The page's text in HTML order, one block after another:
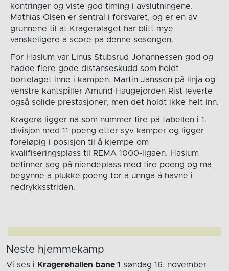
kontringer og viste god timing i avslutningene.
Mathias Olsen er sentral i forsvaret, og er en av
grunnene til at Kragerølaget har blitt mye
vanskeligere å score på denne sesongen.
For Haslum var Linus Stubsrud Johannessen god og
hadde flere gode distanseskudd som holdt
bortelaget inne i kampen. Martin Jansson på linja og
venstre kantspiller Amund Haugejorden Rist leverte
også solide prestasjoner, men det holdt ikke helt inn.
Kragerø ligger nå som nummer fire på tabellen i 1.
divisjon med 11 poeng etter syv kamper og ligger
foreløpig i posisjon til å kjempe om
kvalifiseringsplass til REMA 1000-ligaen. Haslum
befinner seg på niendeplass med fire poeng og må
begynne å plukke poeng for å unngå å havne i
nedrykksstriden.
Neste hjemmekamp
Vi ses i Kragerøhallen bane 1 søndag 16. november